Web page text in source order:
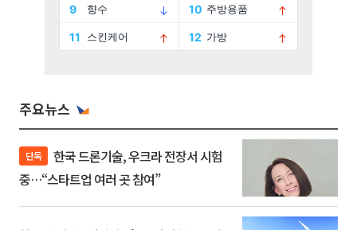
주요뉴스
단독
중…“스타트업 여러 곳 참여”